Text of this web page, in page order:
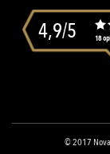
4,9/5 18
© 2017 Nova